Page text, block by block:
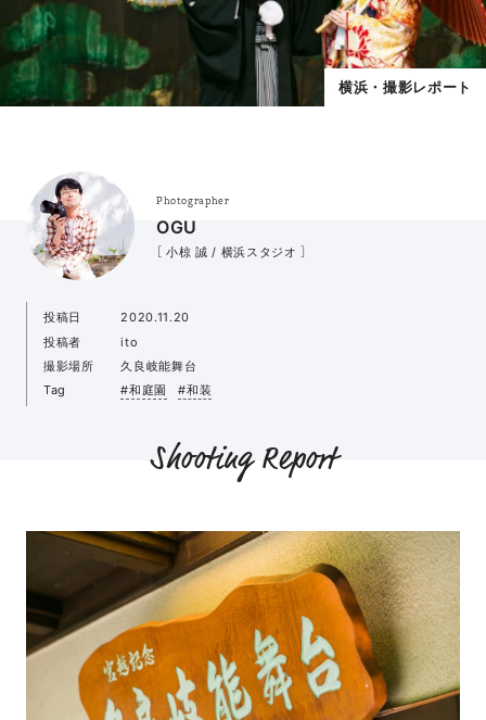
横浜・撮影レポート
Photographer
OGU
［ 小椋 誠 / 横浜スタジオ ］
投稿日
2020.11.20
投稿者
ito
撮影場所
久良岐能舞台
Tag
#和庭園 #和装
Shooting Report